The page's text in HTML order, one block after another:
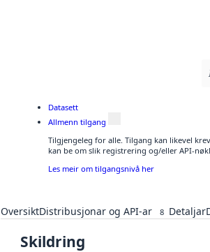
Datasett
Allmenn tilgang
Tilgjengeleg for alle. Tilgang kan likevel
kan be om slik registrering og/eller API-
Les meir om tilgangsnivå her
OversiktDistribusjonar og API-ar 8 Detaljar
Skildring